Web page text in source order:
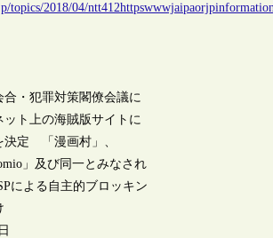
topics/2018/04/
・犯罪対策閣僚会議に
ト上の海賊版サイトに
決定 「漫画村」、
」及び同一とみなされ
による自主的ブロッキン